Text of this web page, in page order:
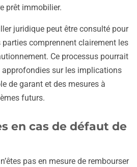
prêt immobilier.
juridique peut être consulté pour
parties comprennent clairement les
Ce processus pourrait
sur les implications
de garant et des mesures à
futurs.
en cas de défaut de
pas en mesure de rembourser